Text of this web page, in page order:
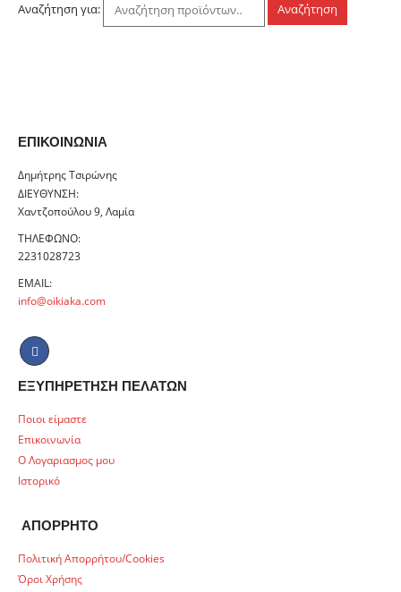
Αναζήτηση για: Αναζήτηση
ΕΠΙΚΟΙΝΩΝΊΑ
Δημήτρης Τσιρώνης
ΔΙΕΎΘΥΝΣΗ:
Χαντζοπούλου 9, Λαμία
ΤΗΛΈΦΩΝΟ:
2231028723
EMAIL:
info@oikiaka.com
ΕΞΥΠΗΡΕΤΗΣΗ ΠΕΛΑΤΩΝ
Ποιοι είμαστε
Επικοινωνία
Ο Λογαριασμος μου
Ιστορικό
ΑΠΟΡΡΗΤΟ
Πολιτική Απορρήτου/Cookies
Όροι Χρήσης